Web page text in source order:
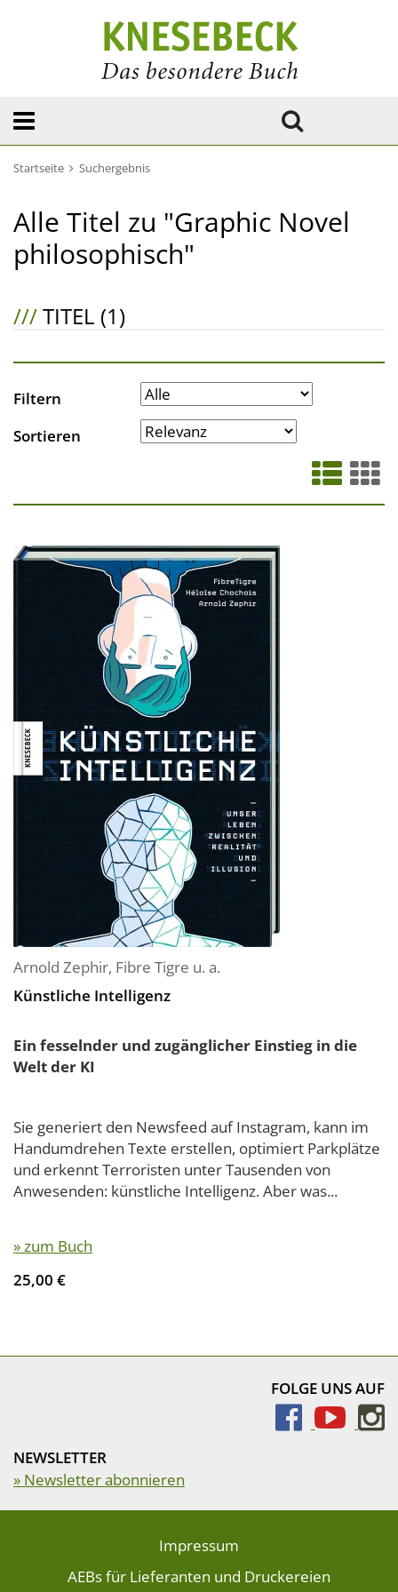
Startseite Suchergebnis
Alle Titel zu "Graphic Novel
philosophisch"
///TITEL (1)
Filtern
Sortieren
Arnold Zephir, Fibre Tigre u. a.
Künstliche Intelligenz
Ein fesselnder und zugänglicher Einstieg in die
Welt der KI
Sie generiert den Newsfeed auf Instagram, kann im
Handumdrehen Texte erstellen, optimiert Parkplätze
und erkennt Terroristen unter Tausenden von
Anwesenden: künstliche Intelligenz. Aber was...
» zum Buch
25,00 €
FOLGE UNS AUF
NEWSLETTER
» Newsletter abonnieren
Impressum
AEBs für Lieferanten und Druckereien